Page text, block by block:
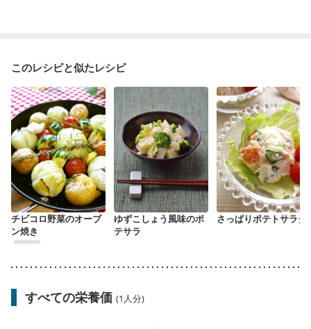
このレシピと似たレシピ
チビコロ野菜のオーブ
ン焼き
ゆずこしょう風味のポ
テサラ
さっぱりポテトサラダ
すべての栄養価 (1人分)